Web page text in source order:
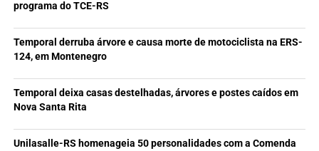
programa do TCE-RS
Temporal derruba árvore e causa morte de motociclista na ERS-
124, em Montenegro
Temporal deixa casas destelhadas, árvores e postes caídos em
Nova Santa Rita
Unilasalle-RS homenageia 50 personalidades com a Comenda